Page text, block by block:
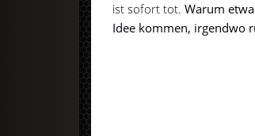
ist sofort tot.Warum
Idee kommen, irgendwo